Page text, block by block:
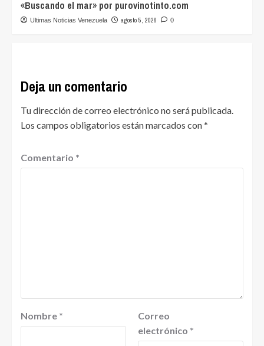
«Buscando el mar» por purovinotinto.com
Ultimas Noticias Venezuela agosto 5, 2026 0
Deja un comentario
Tu dirección de correo electrónico no será publicada.
Los campos obligatorios están marcados con*
Comentario *
Nombre *
Correo
electrónico *